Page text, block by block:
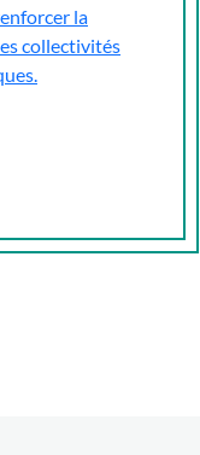
la
collectivités